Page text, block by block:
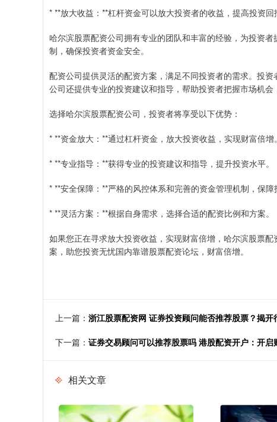
* **放大收益：**杠杆资金可以放大投资者的收益，提高投资回
哈尔滨股票配资公司拥有专业的团队和丰富的经验，为投资
制，确保投资者资金安全。
配资公司提供灵活的配资方案，满足不同投资者的需求。投
公司还提供专业的投资建议和指导，帮助投资者把握市场机会
选择哈尔滨股票配资公司，投资者将享受以下优势：
* **资金放大：**通过杠杆资金，放大投资收益，实现财富倍增。
* **专业指导：**获得专业的投资建议和指导，提升投资水平。
* **安全保障：**严格的风控体系和完善的资金管理机制，保障
* **灵活方案：**根据自身需求，选择合适的配资比例和方案。
如果您正在寻求放大投资收益，实现财富倍增，哈尔滨股票
案，助您投资无忧国内靠谱股票配资论坛，财富倍增。
上一篇： 浙江股票配资网 证券投资顾问能否推荐股票？揭开
下一篇： 证券交易顾问可以推荐股票吗 港股配资开户：开启
相关文章